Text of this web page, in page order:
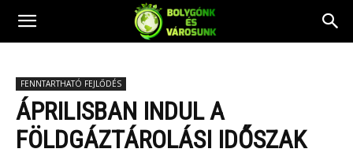
FENNTARTHATÓ FEJLŐDÉS
ÁPRILISBAN INDUL A
FÖLDGÁZTÁROLÁSI IDŐSZAK